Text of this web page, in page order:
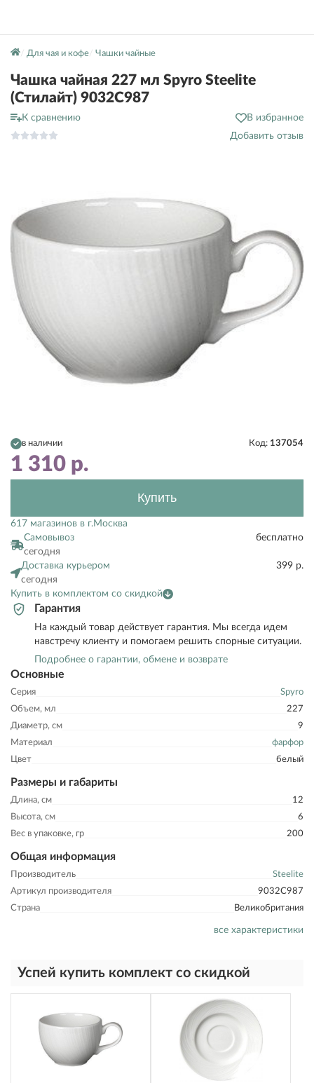
Для чая и кофе Чашки чайные
Чашка чайная 227 мл Spyro Steelite
(Стилайт) 9032C987
К сравнению
В избранное
Добавить отзыв
Основные
Серия
Spyro
Объем, мл
227
Диаметр, см
9
Материал
фарфор
Цвет
белый
Размеры и габариты
Длина, см
12
Высота, см
6
Вес в упаковке, гр
200
Общая информация
Производитель
Steelite
Артикул производителя
9032C987
Страна
Великобритания
все характеристики
в наличии Код: 137054
1 310 р.
Купить
617 магазинов в г.Москва
Самовывоз
сегодня
бесплатно
Доставка курьером
сегодня
399 р.
Купить в комплектом со скидкой
Гарантия
На каждый товар действует гарантия. Мы всегда идем
навстречу клиенту и помогаем решить спорные ситуации.
Подробнее о гарантии, обмене и возврате
Успей купить комплект со скидкой